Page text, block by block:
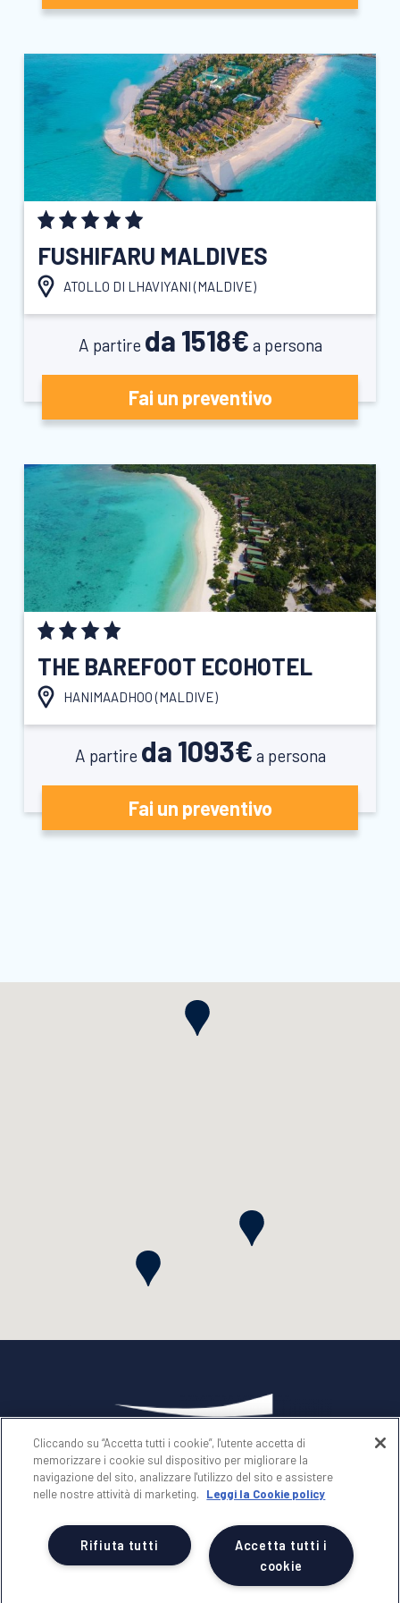
FUSHIFARU MALDIVES
ATOLLO DI LHAVIYANI (MALDIVE)
A partire da 1518€ a persona
Fai un preventivo
THE BAREFOOT ECOHOTEL
HANIMAADHOO (MALDIVE)
A partire da 1093€ a persona
Fai un preventivo
SEGUICI SU
© 2025 -
NICOLAUS SpA
Società con unico socio soggetta a direzione e
Cliccando su “Accetta tutti i cookie”, l'utente accetta di
memorizzare i cookie sul dispositivo per migliorare la
navigazione del sito, analizzare l'utilizzo del sito e assistere
nelle nostre attività di marketing.
Leggi la Cookie policy
Accetta tutti i
cookie
Rifiuta tutti